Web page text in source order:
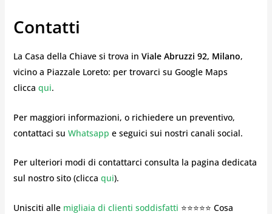
Contatti
La Casa della Chiave si trova in Viale Abruzzi 92, Milano,
vicino a Piazzale Loreto: per trovarci su Google Maps
clicca qui.
Per maggiori informazioni, o richiedere un preventivo,
contattaci su Whatsapp e seguici sui nostri canali social.
Per ulteriori modi di contattarci consulta la pagina dedicata
sul nostro sito (clicca qui).
Unisciti alle migliaia di clienti soddisfatti ⭐⭐⭐⭐⭐ Cosa